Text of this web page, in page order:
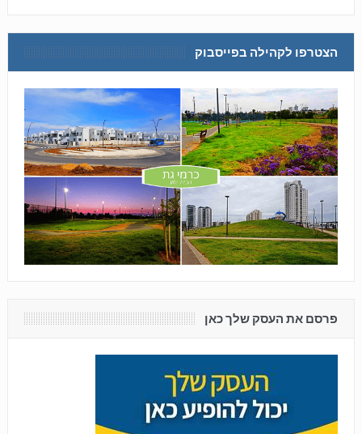
הצטרפו לקהילה בפייסבוק
פרסם את העסק שלך כאן